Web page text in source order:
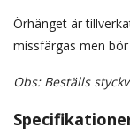
Örhänget är
missfärgas men
Obs: Beställs